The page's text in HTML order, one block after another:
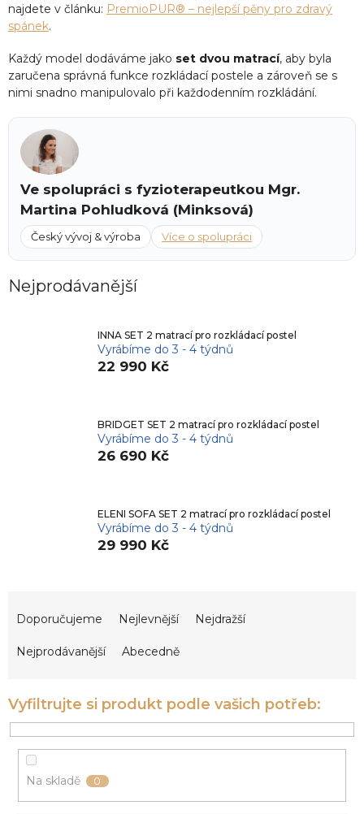
najdete v článku: PremioPUR® – nejlepší pěny pro zdravý
spánek.
Každý model dodáváme jako set dvou matrací, aby byla
zaručena správná funkce rozkládací postele a zároveň se s
nimi snadno manipulovalo při každodenním rozkládání.
Ve spolupráci s fyzioterapeutkou Mgr.
Martina Pohludková (Minksová)
Český vývoj & výroba Více o spolupráci
Nejprodávanější
INNA SET 2 matrací pro rozkládací postel
Vyrábíme do 3 - 4 týdnů
22 990 Kč
BRIDGET SET 2 matrací pro rozkládací postel
Vyrábíme do 3 - 4 týdnů
26 690 Kč
ELENI SOFA SET 2 matrací pro rozkládací postel
Vyrábíme do 3 - 4 týdnů
29 990 Kč
p
r
o
Doporučujeme Nejlevnější Nejdražší
Nejprodávanější Abecedně
Na skladě 0